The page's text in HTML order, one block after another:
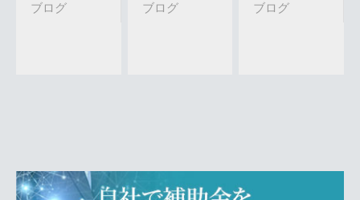
ブログ
ブログ
い…
ブログ